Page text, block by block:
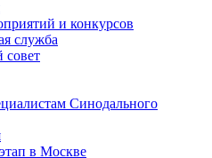
и конкурсов
служба
совет
Синодального
в Москве